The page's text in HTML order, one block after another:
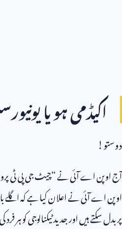
اکیڈمی ہو یا
دوستو!
آج اوپن اے آئی نے “چیٹ جی پی ٹی
اوپن اے آئی نے اعلان کیا ہے کہ اگلے
پر بدل سکتے ہیں اور جدید ٹیکنالوجی کو ہر